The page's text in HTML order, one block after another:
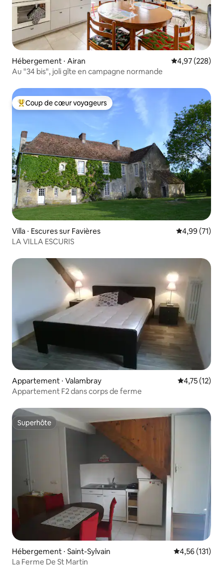
Hébergement ⋅ Airan Évaluation
4,97 (228)
Au "34 bis", joli gîte en campagne normande
Coups de cœur voyageurs les plus appréciés
Coup de cœur voyageurs
Villa ⋅ Escures sur Favières Évaluation
4,99 (71)
LA VILLA ESCURIS
Appartement ⋅ Valambray Évaluation
4,75 (12)
Appartement F2 dans corps de ferme
Superhôte
Superhôte
Hébergement ⋅ Saint-Sylvain Évaluation
4,56 (131)
La Ferme De St Martin